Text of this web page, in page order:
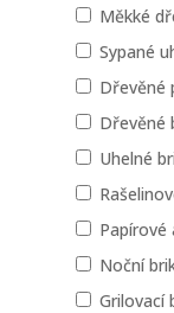
Měkké
Sypané
Dřevěné
Dřevěné
Uhelné
Papírové
Noční
Grilovací